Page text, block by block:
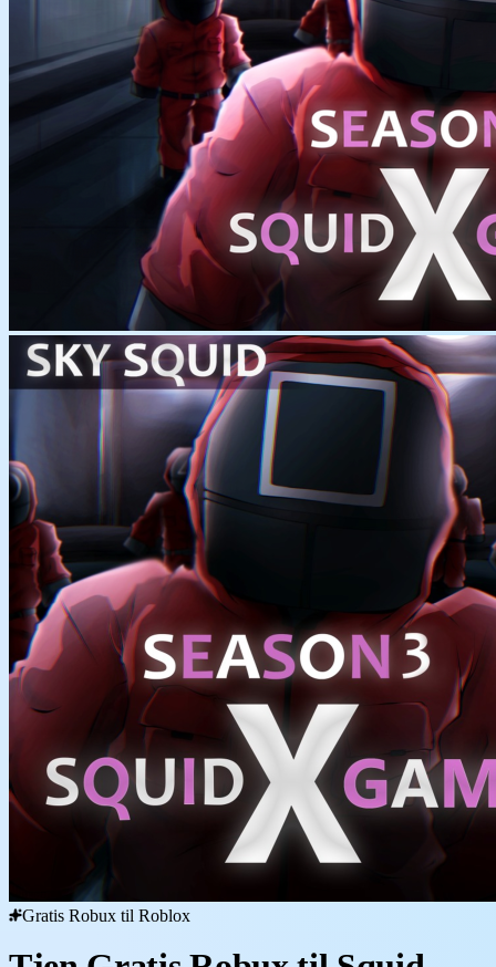
Gratis Robux til Roblox